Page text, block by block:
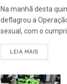
Na manhã desta
deflagrou a
sexual, com o
LEIA MAIS